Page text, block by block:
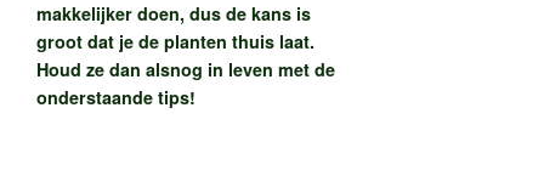
makkelijker doen, dus de kans is
groot dat je de planten thuis laat.
Houd ze dan alsnog in leven met de
onderstaande tips!